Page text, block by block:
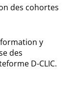
des cohortes
y
des
D-CLIC.